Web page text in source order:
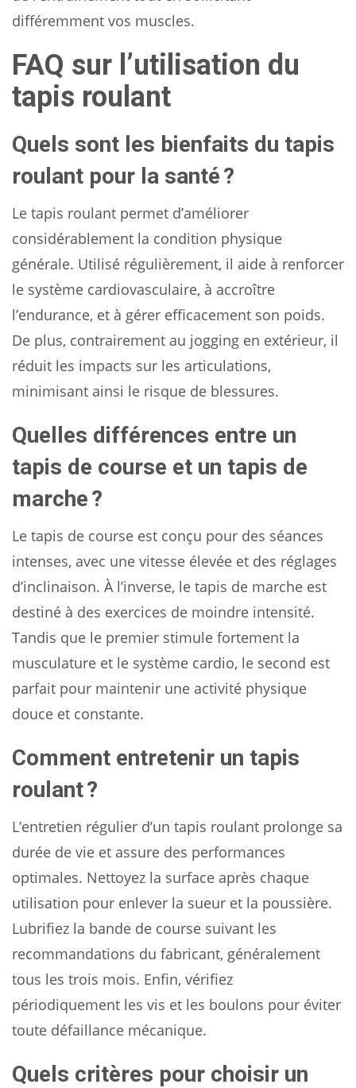
différemment vos muscles.
FAQ sur l’utilisation du
tapis roulant
Quels sont les bienfaits du tapis
roulant pour la santé ?
Le tapis roulant permet d’améliorer
considérablement la condition physique
générale. Utilisé régulièrement, il aide à renforcer
le système cardiovasculaire, à accroître
l’endurance, et à gérer efficacement son poids.
De plus, contrairement au jogging en extérieur, il
réduit les impacts sur les articulations,
minimisant ainsi le risque de blessures.
Quelles différences entre un
tapis de course et un tapis de
marche ?
Le tapis de course est conçu pour des séances
intenses, avec une vitesse élevée et des réglages
d’inclinaison. À l’inverse, le tapis de marche est
destiné à des exercices de moindre intensité.
Tandis que le premier stimule fortement la
musculature et le système cardio, le second est
parfait pour maintenir une activité physique
douce et constante.
Comment entretenir un tapis
roulant ?
L’entretien régulier d’un tapis roulant prolonge sa
durée de vie et assure des performances
optimales. Nettoyez la surface après chaque
utilisation pour enlever la sueur et la poussière.
Lubrifiez la bande de course suivant les
recommandations du fabricant, généralement
tous les trois mois. Enfin, vérifiez
périodiquement les vis et les boulons pour éviter
toute défaillance mécanique.
Quels critères pour choisir un